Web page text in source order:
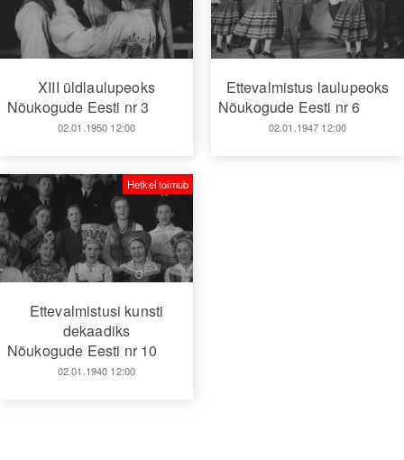
XIII üldlaulupeoks
Nõukogude Eesti nr 3
02.01.1950 12:00
Ettevalmistus laulupeoks
Nõukogude Eesti nr 6
02.01.1947 12:00
Ettevalmistusi kunsti
dekaadiks
Nõukogude Eesti nr 10
02.01.1940 12:00
Hetkel toimub